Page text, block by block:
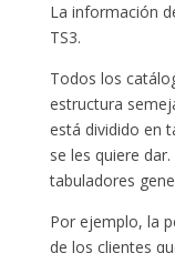
La información
TS3.
Todos los
estructura
está dividido en
se les quiere
tabuladores
Por ejemplo, la
de los clientes